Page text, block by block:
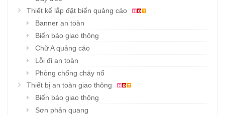
Thiết kế lắp đặt biển quảng cáo
Banner an toàn
Biển báo giao thông
Chữ A quảng cáo
Lỗi đi an toàn
Phòng chống cháy nổ
Thiết bị an toàn giao thông
Biển báo giao thông
Sơn phản quang